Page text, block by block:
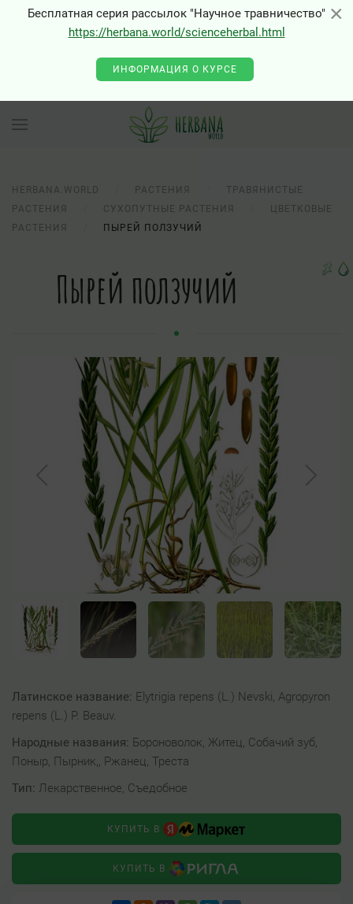
×
Бесплатная серия рассылок "Научное травничество"
https://herbana.world/scienceherbal.html
ИНФОРМАЦИЯ О КУРСЕ
HERBANA.WORLD РАСТЕНИЯ
ТРАВЯНИСТЫЕ
РАСТЕНИЯ
СУХОПУТНЫЕ РАСТЕНИЯ
ЦВЕТКОВЫЕ
РАСТЕНИЯ
ПЫРЕЙ ПОЛЗУЧИЙ
Пырей ползучий
Латинское название: Elytrigia repens (L.) Nevski, Agropyron
repens (L.) P. Beauv.
Народные названия: Бороноволок, Житец, Собачий зуб,
Поныр, Пырник,, Ржанец, Треста
Тип: Лекарственное, Съедобное
КУПИТЬ В
КУПИТЬ В
×